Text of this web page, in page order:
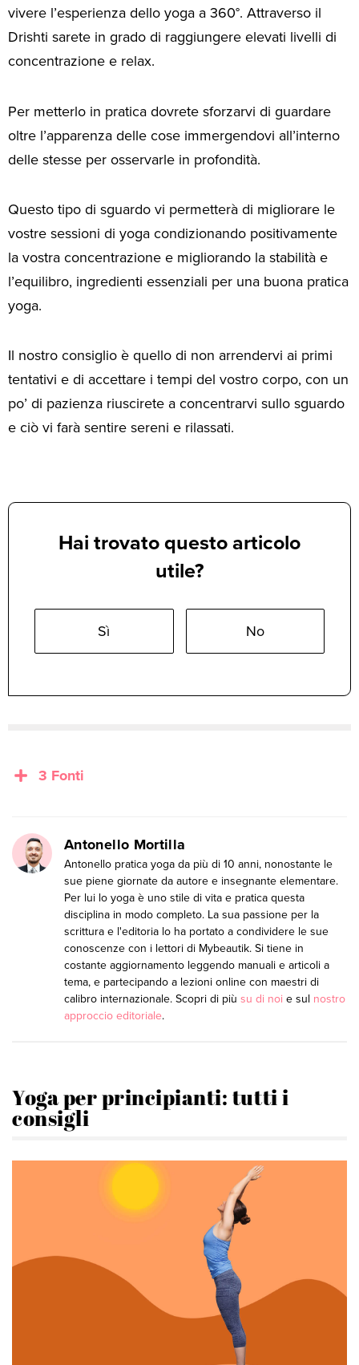
vivere l’esperienza dello yoga a 360°. Attraverso il
Drishti sarete in grado di raggiungere elevati livelli di
concentrazione e relax.
Per metterlo in pratica dovrete sforzarvi di guardare
oltre l’apparenza delle cose immergendovi all’interno
delle stesse per osservarle in profondità.
Questo tipo di sguardo vi permetterà di migliorare le
vostre sessioni di yoga condizionando positivamente
la vostra concentrazione e migliorando la stabilità e
l’equilibro, ingredienti essenziali per una buona pratica
yoga.
Il nostro consiglio è quello di non arrendervi ai primi
tentativi e di accettare i tempi del vostro corpo, con un
po’ di pazienza riuscirete a concentrarvi sullo sguardo
e ciò vi farà sentire sereni e rilassati.
Hai trovato questo articolo
utile?
Sì No
3 Fonti
Antonello Mortilla
Antonello pratica yoga da più di 10 anni, nonostante le
sue piene giornate da autore e insegnante elementare.
Per lui lo yoga è uno stile di vita e pratica questa
disciplina in modo completo. La sua passione per la
scrittura e l'editoria lo ha portato a condividere le sue
conoscenze con i lettori di Mybeautik. Si tiene in
costante aggiornamento leggendo manuali e articoli a
tema, e partecipando a lezioni online con maestri di
calibro internazionale. Scopri di più su di noi e sul nostro
approccio editoriale.
Yoga per principianti: tutti i
consigli